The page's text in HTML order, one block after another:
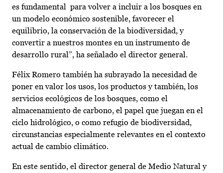
es fundamental para volver a incluir a los bosques en
un modelo económico sostenible, favorecer el
equilibrio, la conservación de la biodiversidad, y
convertir a nuestros montes en un instrumento de
desarrollo rural”, ha señalado el director general.
Félix Romero también ha subrayado la necesidad de
poner en valor los usos, los productos y también, los
servicios ecológicos de los bosques, como el
almacenamiento de carbono, el papel que juegan en el
ciclo hidrológico, o como refugio de biodiversidad,
circunstancias especialmente relevantes en el contexto
actual de cambio climático.
En este sentido, el director general de Medio Natural y